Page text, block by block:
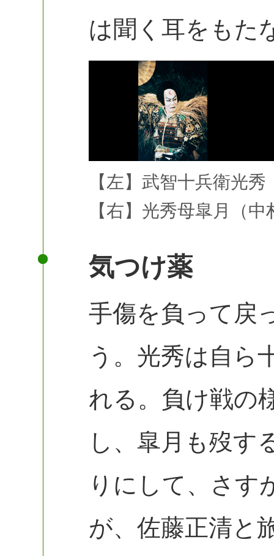
は聞く耳をもた
【左】武智十兵衛光
【右】光秀母皐月（
気つけ薬
手傷を負って戻
う。光秀は自ら
れる。負け戦の
し、皐月も歿す
りにして、さす
が、佐藤正清と